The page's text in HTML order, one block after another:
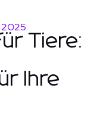
2025
Tiere:
Ihre